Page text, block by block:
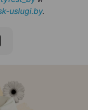
uslugi.by.